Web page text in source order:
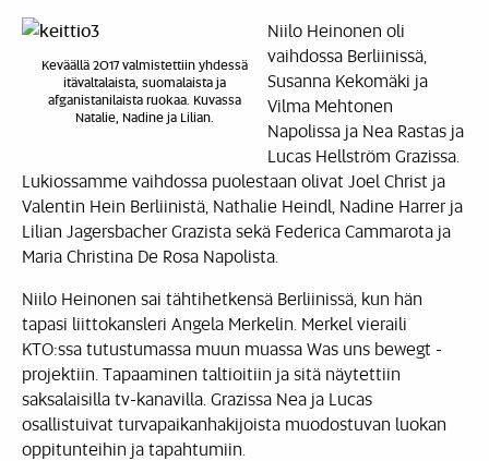
Keväällä 2017 valmistettiin yhdessä
itävaltalaista, suomalaista ja
afganistanilaista ruokaa. Kuvassa
Natalie, Nadine ja Lilian.
Niilo Heinonen oli
vaihdossa Berliinissä,
Susanna Kekomäki ja
Vilma Mehtonen
Napolissa ja Nea Rastas ja
Lucas Hellström Grazissa.
Lukiossamme vaihdossa puolestaan olivat Joel Christ ja
Valentin Hein Berliinistä, Nathalie Heindl, Nadine Harrer ja
Lilian Jagersbacher Grazista sekä Federica Cammarota ja
Maria Christina De Rosa Napolista.
Niilo Heinonen sai tähtihetkensä Berliinissä, kun hän
tapasi liittokansleri Angela Merkelin. Merkel vieraili
KTO:ssa tutustumassa muun muassa Was uns bewegt -
projektiin. Tapaaminen taltioitiin ja sitä näytettiin
saksalaisilla tv-kanavilla. Grazissa Nea ja Lucas
osallistuivat turvapaikanhakijoista muodostuvan luokan
oppitunteihin ja tapahtumiin.